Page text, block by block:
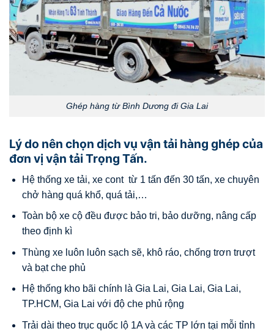
Ghép hàng từ Bình Dương đi Gia Lai
Lý do nên chọn dịch vụ vận tải hàng ghép của
đơn vị vận tải Trọng Tấn.
Hệ thống xe tải, xe cont từ 1 tấn đến 30 tấn, xe chuyên
chở hàng quá khổ, quá tải,…
Toàn bộ xe cộ đều được bảo tri, bảo dưỡng, nâng cấp
theo định kì
Thùng xe luôn luôn sạch sẽ, khô ráo, chống trơn trượt
và bạt che phủ
Hệ thống kho bãi chính là Gia Lai, Gia Lai, Gia Lai,
TP.HCM, Gia Lai với độ che phủ rộng
Trải dài theo trục quốc lộ 1A và các TP lớn tại mỗi tỉnh